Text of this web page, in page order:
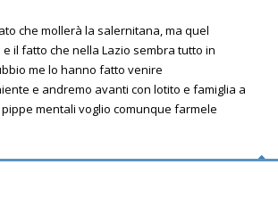
che mollerà la salernitana, ma quel
il fatto che nella Lazio sembra tutto in
me lo hanno fatto venire
e andremo avanti con lotito e famiglia a
mentali voglio comunque farmele